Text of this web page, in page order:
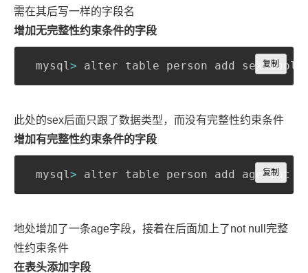
需在其后写一样的字段名
增加无完整性约束条件的字段
mysql> alter table person add sex 复制
Copy
此处的sex后面只跟了数据类型，而没有完整性约束条件
增加有完整性约束条件的字段
mysql> alter table person add age int
复制
Copy
地处增加了一条age字段，接着在后面加上了not null完整
性约束条件
在表头添加字段